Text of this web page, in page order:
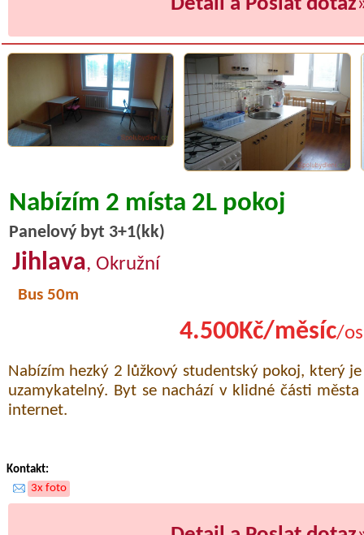
Detail a Poslat dotaz
Nabízím 2 místa 2L pokoj
Panelový byt 3+1(kk)
Jihlava, Okružní
Bus 50m
4.500Kč/měsíc/
Nabízím hezký 2 lůžkový studentský pokoj, který
uzamykatelný. Byt se nachází v klidné části
internet.
Kontakt:
3x foto